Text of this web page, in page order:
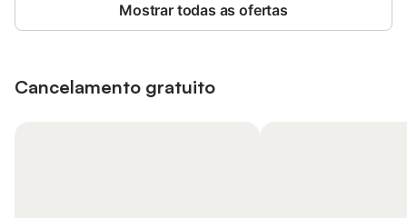
Mostrar todas as ofertas
Cancelamento gratuito